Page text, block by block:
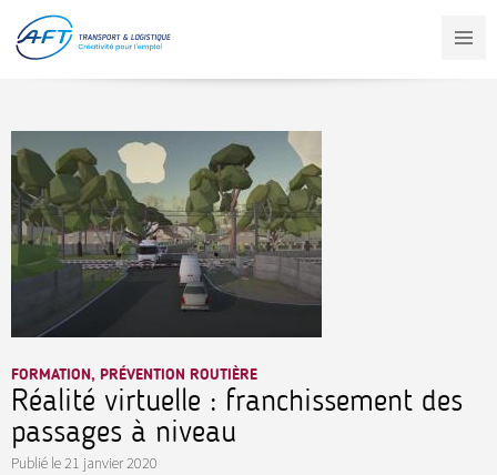
contenu
principal
FORMATION, PRÉVENTION ROUTIÈRE
Réalité virtuelle : franchissement des
passages à niveau
Publié le 21 janvier 2020